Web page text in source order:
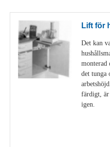
Lift för
Det kan
monterad
det tunga
färdigt, är
igen.